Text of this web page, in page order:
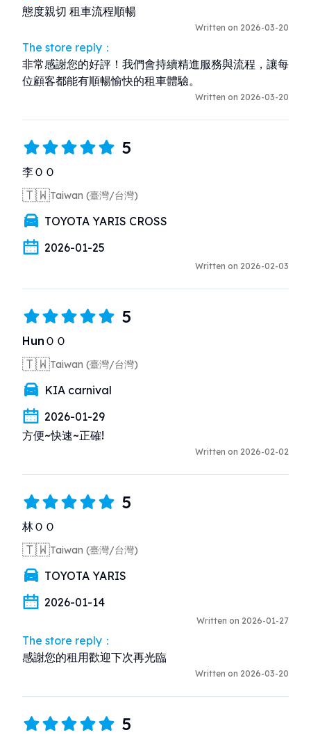
態度親切 租車流程順暢
Written on 2026-03-20
The store reply：
非常感謝您的好評！我們會持續精進服務與流程，讓每
位顧客都能有順暢愉快的租車體驗。
Written on 2026-03-20
5
李ＯＯ
🇹🇼Taiwan (臺灣/台灣)
TOYOTA YARIS CROSS
2026-01-25
Written on 2026-02-03
5
HunＯＯ
🇹🇼Taiwan (臺灣/台灣)
KIA carnival
2026-01-29
方便~快速~正確!
Written on 2026-02-02
5
林ＯＯ
🇹🇼Taiwan (臺灣/台灣)
TOYOTA YARIS
2026-01-14
Written on 2026-01-27
The store reply：
感謝您的租用歡迎下次再光臨
Written on 2026-03-20
5